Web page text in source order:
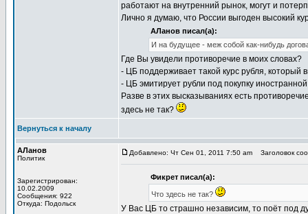
работают на внутренний рынок, могут и
Лично я думаю, что России выгоден высокий
АЛанов писал(а):
И на будущее - меж собой как-нибудь
Где Вы увидели противоречие в моих словах?
- ЦБ поддерживает такой курс рубля, который
- ЦБ эмитирует рубли под покупку
Разве в этих высказываниях есть
здесь не так?
Вернуться к началу
АЛанов
Политик
Зарегистрирован:
10.02.2009
Сообщения: 922
Откуда: Подольск
Добавлено: Чт Сен 01, 2011 7:50 am Заголовок
Фикрет писал(а):
Что здесь не так?
У Вас ЦБ то страшно независим, то поёт под